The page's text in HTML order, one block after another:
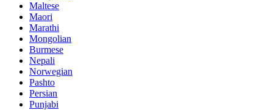
Maltese
Maori
Marathi
Mongolian
Burmese
Nepali
Norwegian
Pashto
Persian
Punjabi